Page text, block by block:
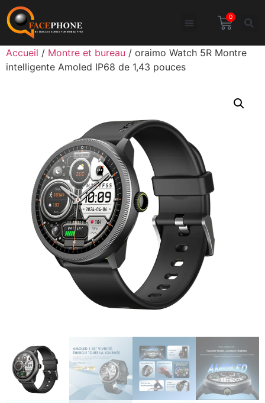
0
Accueil / Montre et bureau / oraimo Watch 5R Montre
intelligente Amoled IP68 de 1,43 pouces